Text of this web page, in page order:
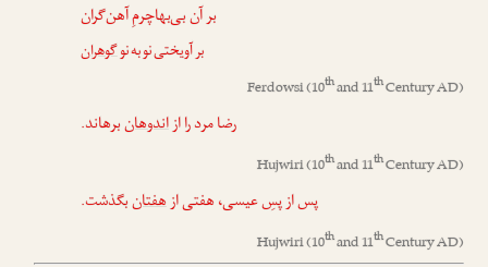
بر آن بی‌بهاچرمِ آهن‌گران
بر آویختی نو به نوگوهران
Ferdowsi(10thand 11thCentury AD)
رضا مرد را ازاندوهانبرهاند.
Hujwiri(10thand 11thCentury AD)
پس از پسِ عیسی، هفتی ازهفتانبگذشت.
Hujwiri(10thand 11thCentury AD)